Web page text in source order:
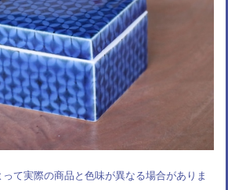
て実際の商品と色味が異なる場合がありま